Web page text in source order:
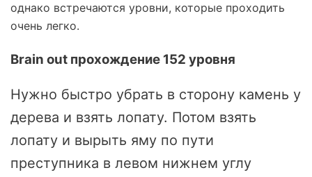
однако встречаются уровни, которые проходить
очень легко.
Brain out прохождение 152 уровня
Нужно быстро убрать в сторону камень у
дерева и взять лопату. Потом взять
лопату и вырыть яму по пути
преступника в левом нижнем углу